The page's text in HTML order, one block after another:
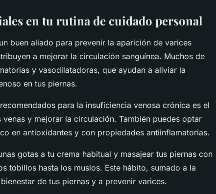
en tu rutina de cuidado personal
buen aliado para prevenir la aparición de varices
a mejorar la circulación sanguínea. Muchos de
y vasodilatadoras, que ayudan a aliviar la
en tus piernas.
para la insuficiencia venosa crónica es el
y mejorar la circulación. También puedes optar
en antioxidantes y con propiedades antiinflamatorias.
gotas a tu crema habitual y masajear tus piernas con
tobillos hasta los muslos. Este hábito, sumado a la
de tus piernas y a prevenir varices.